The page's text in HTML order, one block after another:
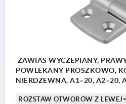
ZAWIAS WYCZEPIANY,
POWLEKANY PROSZKOWO,
NIERDZEWNA, A1=20, A2=20,
ROZSTAW OTWORÓW Z